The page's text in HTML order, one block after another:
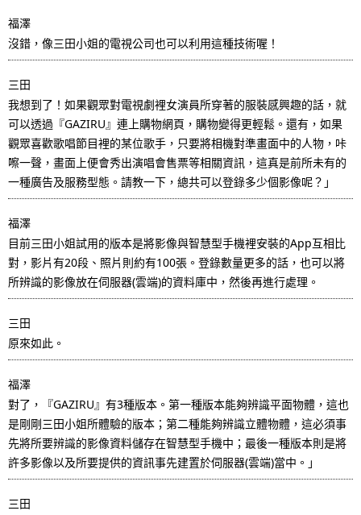
福澤
沒錯，像三田小姐的電視公司也可以利用這種技術喔！
三田
我想到了！如果觀眾對電視劇裡女演員所穿著的服裝感興趣的話，就
可以透過『GAZIRU』連上購物網頁，購物變得更輕鬆。還有，如果
觀眾喜歡歌唱節目裡的某位歌手，只要將相機對準畫面中的人物，咔
嚓一聲，畫面上便會秀出演唱會售票等相關資訊，這真是前所未有的
一種廣告及服務型態。請教一下，總共可以登錄多少個影像呢？」
福澤
目前三田小姐試用的版本是將影像與智慧型手機裡安裝的App互相比
對，影片有20段、照片則約有100張。登錄數量更多的話，也可以將
所辨識的影像放在伺服器(雲端)的資料庫中，然後再進行處理。
三田
原來如此。
福澤
對了，『GAZIRU』有3種版本。第一種版本能夠辨識平面物體，這也
是剛剛三田小姐所體驗的版本；第二種能夠辨識立體物體，這必須事
先將所要辨識的影像資料儲存在智慧型手機中；最後一種版本則是將
許多影像以及所要提供的資訊事先建置於伺服器(雲端)當中。」
三田